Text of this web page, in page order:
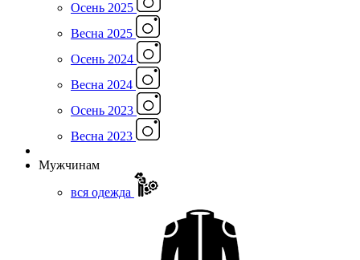
Осень 2025
Весна 2025
Осень 2024
Весна 2024
Осень 2023
Весна 2023
Мужчинам
вся одежда